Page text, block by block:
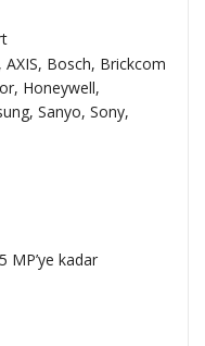
Bosch, Brickcom
Honeywell,
Sanyo, Sony,
MP’ye kadar